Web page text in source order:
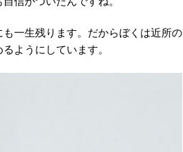
一生残ります。だからぼくは近所の
ようにしています。